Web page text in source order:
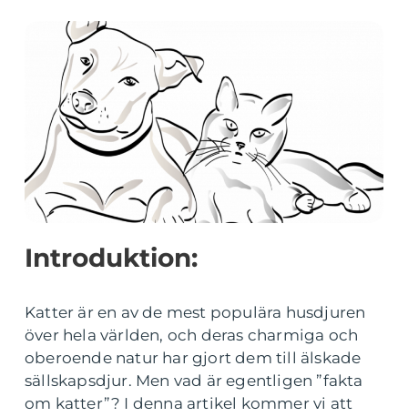
Introduktion:
Katter är en av de mest populära husdjuren
över hela världen, och deras charmiga och
oberoende natur har gjort dem till älskade
sällskapsdjur. Men vad är egentligen ”fakta
om katter”? I denna artikel kommer vi att